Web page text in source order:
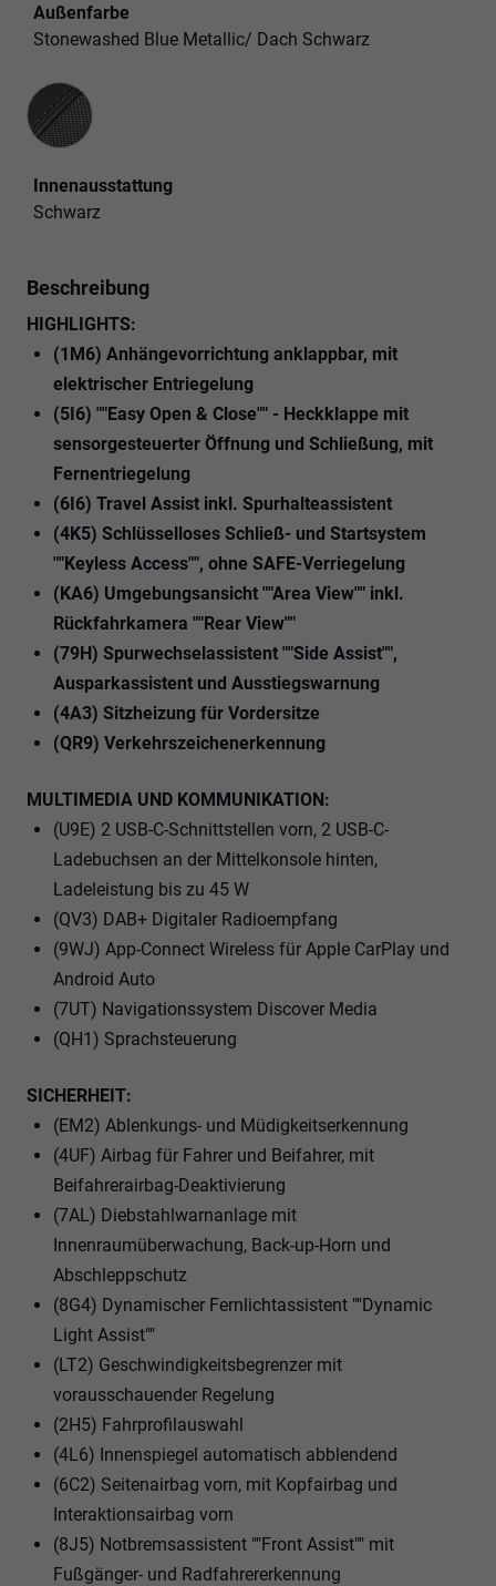
Außenfarbe
Stonewashed Blue Metallic/ Dach Schwarz
Innenausstattung
Innenausstattung
Schwarz
Beschreibung
HIGHLIGHTS:
(1M6) Anhängevorrichtung anklappbar, mit
elektrischer Entriegelung
(5I6) ""Easy Open & Close"" - Heckklappe mit
sensorgesteuerter Öffnung und Schließung, mit
Fernentriegelung
(6I6) Travel Assist inkl. Spurhalteassistent
(4K5) Schlüsselloses Schließ- und Startsystem
""Keyless Access"", ohne SAFE-Verriegelung
(KA6) Umgebungsansicht ""Area View"" inkl.
Rückfahrkamera ""Rear View""
(79H) Spurwechselassistent ""Side Assist"",
Ausparkassistent und Ausstiegswarnung
(4A3) Sitzheizung für Vordersitze
(QR9) Verkehrszeichenerkennung
MULTIMEDIA UND KOMMUNIKATION:
(U9E) 2 USB-C-Schnittstellen vorn, 2 USB-C-
Ladebuchsen an der Mittelkonsole hinten,
Ladeleistung bis zu 45 W
(QV3) DAB+ Digitaler Radioempfang
(9WJ) App-Connect Wireless für Apple CarPlay und
Android Auto
(7UT) Navigationssystem Discover Media
(QH1) Sprachsteuerung
SICHERHEIT:
(EM2) Ablenkungs- und Müdigkeitserkennung
(4UF) Airbag für Fahrer und Beifahrer, mit
Beifahrerairbag-Deaktivierung
(7AL) Diebstahlwarnanlage mit
Innenraumüberwachung, Back-up-Horn und
Abschleppschutz
(8G4) Dynamischer Fernlichtassistent ""Dynamic
Light Assist""
(LT2) Geschwindigkeitsbegrenzer mit
vorausschauender Regelung
(2H5) Fahrprofilauswahl
(4L6) Innenspiegel automatisch abblendend
(6C2) Seitenairbag vorn, mit Kopfairbag und
Interaktionsairbag vorn
(8J5) Notbremsassistent ""Front Assist"" mit
Fußgänger- und Radfahrererkennung